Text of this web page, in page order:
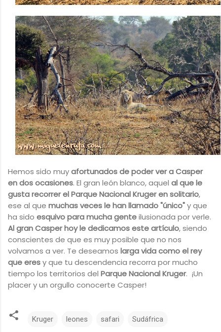
Hemos sido muyafortunados de poder ver a Casper
en dos ocasiones. El gran león blanco, aquel al que le
gusta recorrer el Parque Nacional Kruger en solitario,
ese al que muchas veces le han llamado "único"y que
ha sido esquivo para mucha genteilusionada por verle.
Al gran Casper hoy le dedicamos este artículo, siendo
conscientes de que es muy posible que no nos
volvamos a ver. Te deseamos larga vida como el rey
que eresy que tu descendencia recorra por mucho
tiempo los territorios del Parque Nacional Kruger. ¡Un
placer y un orgullo conocerte Casper!
Kruger leones safari Sudáfrica